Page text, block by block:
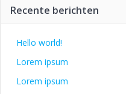
Recente berichten
Hello world!
Lorem ipsum
Lorem ipsum